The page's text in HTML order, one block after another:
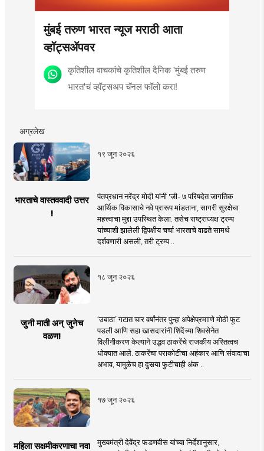
मुंबई तरुण भारत न्यूज मराठी आता
व्हॉट्सॲपवर
कृतिशील वाचकांचे कृतिशील दैनिक 'मुंबई तरुण
भारत'चं व्हॉट्सअप चॅनल फॉलो करा!
अग्रलेख
१९ जून २०२६
भारताचे वास्तववादी उत्तर
!
पंतप्रधान नरेंद्र मोदी यांनी 'जी- ७ परिषदेत जागतिक
आर्थिक विकासाचे नवे प्रारूप मांडताना, सागरी सुरक्षेचा
महत्त्वाचा मुद्दा उपस्थित केला. तसेच राष्ट्राध्यक्ष ट्रम्प
यांच्याशी झालेली द्विपक्षीय चर्चा भारताचे वाढते सामर्थ
दर्शवणारी असली, तरी ट्रम्प ..
१८ जून २०२६
जुनी माती अन् जुनेच
वळण!
‘उबाठा’ गटात चार वर्षांनंतर पुन्हा अपेक्षेप्रमााणे मोठी फूट
पडली आणि सहा खासदारांनी शिंदेंच्या शिवसेनेत
विलीनीकरण केल्याने उद्धव ठाकरेंचे राजकीय अस्तित्वच
धोक्यात आले. ठाकरेंचा पराकोटीचा अहंकार आणि संवादाचा
अभाव, यामुळेच हा दुसर्‍या फुटीचाही अंक ..
१७ जून २०२६
महिला सक्षमीकरणाचा नवा
मुख्यमंत्री देवेंद्र फडणवीस यांच्या निर्देशानुसार,